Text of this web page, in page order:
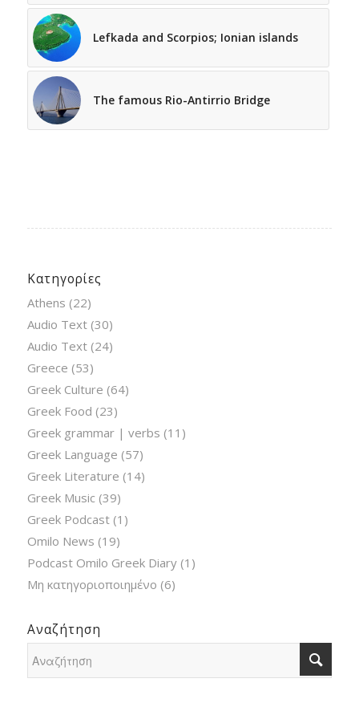
Lefkada and Scorpios; Ionian islands
The famous Rio-Antirrio Bridge
Κατηγορίες
Athens (22)
Audio Text(30)
Audio Text(24)
Greece (53)
Greek Culture (64)
Greek Food (23)
Greek grammar | verbs (11)
Greek Language (57)
Greek Literature (14)
Greek Music (39)
Greek Podcast(1)
Omilo News (19)
Podcast Omilo Greek Diary(1)
Μη κατηγοριοποιημένο (6)
Αναζήτηση